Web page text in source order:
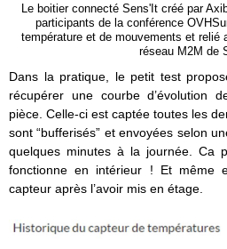
Le boitier connecté Sens'It créé par
participants de la conférence
température et de mouvements et relié
réseau M2M de
Dans la pratique, le petit test
récupérer une courbe d’évolution
pièce. Celle-ci est captée toutes les
sont “bufferisés” et envoyées selon
quelques minutes à la journée. Ca
fonctionne en intérieur ! Et même
capteur après l’avoir mis en étage.